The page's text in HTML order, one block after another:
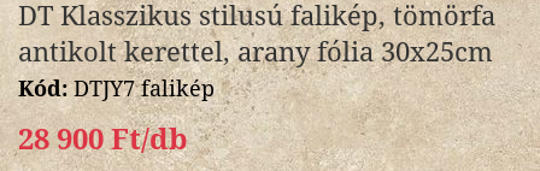
DT Klasszikus stilusú falikép, tömörfa
antikolt kerettel, arany fólia 30x25cm
Kód:DTJY7 falikép
28 900 Ft/db